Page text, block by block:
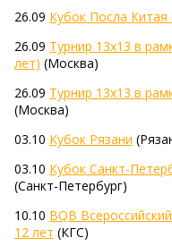
26.09 Кубок Посла Китая
26.09 Турнир 13х13 в
лет) (Москва)
26.09 Турнир 13х13 в
(Москва)
03.10 Кубок Рязани
03.10 Кубок Санкт-
(Санкт-Петербург)
10.10 BQB
12 лет (КГС)